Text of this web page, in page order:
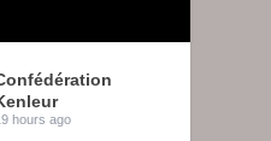
hours ago